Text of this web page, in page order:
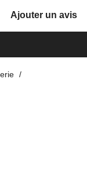
Ajouter un avis